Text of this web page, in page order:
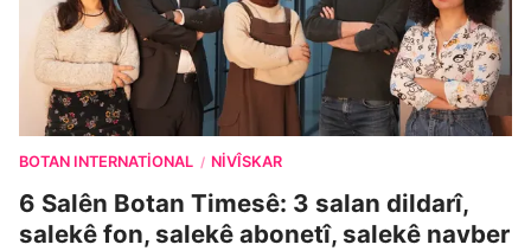
BOTAN INTERNATIONAL / NIVÎSKAR
6 Salên Botan Timesê: 3 salan dildarî,
salekê fon, salekê abonetî, salekê navber